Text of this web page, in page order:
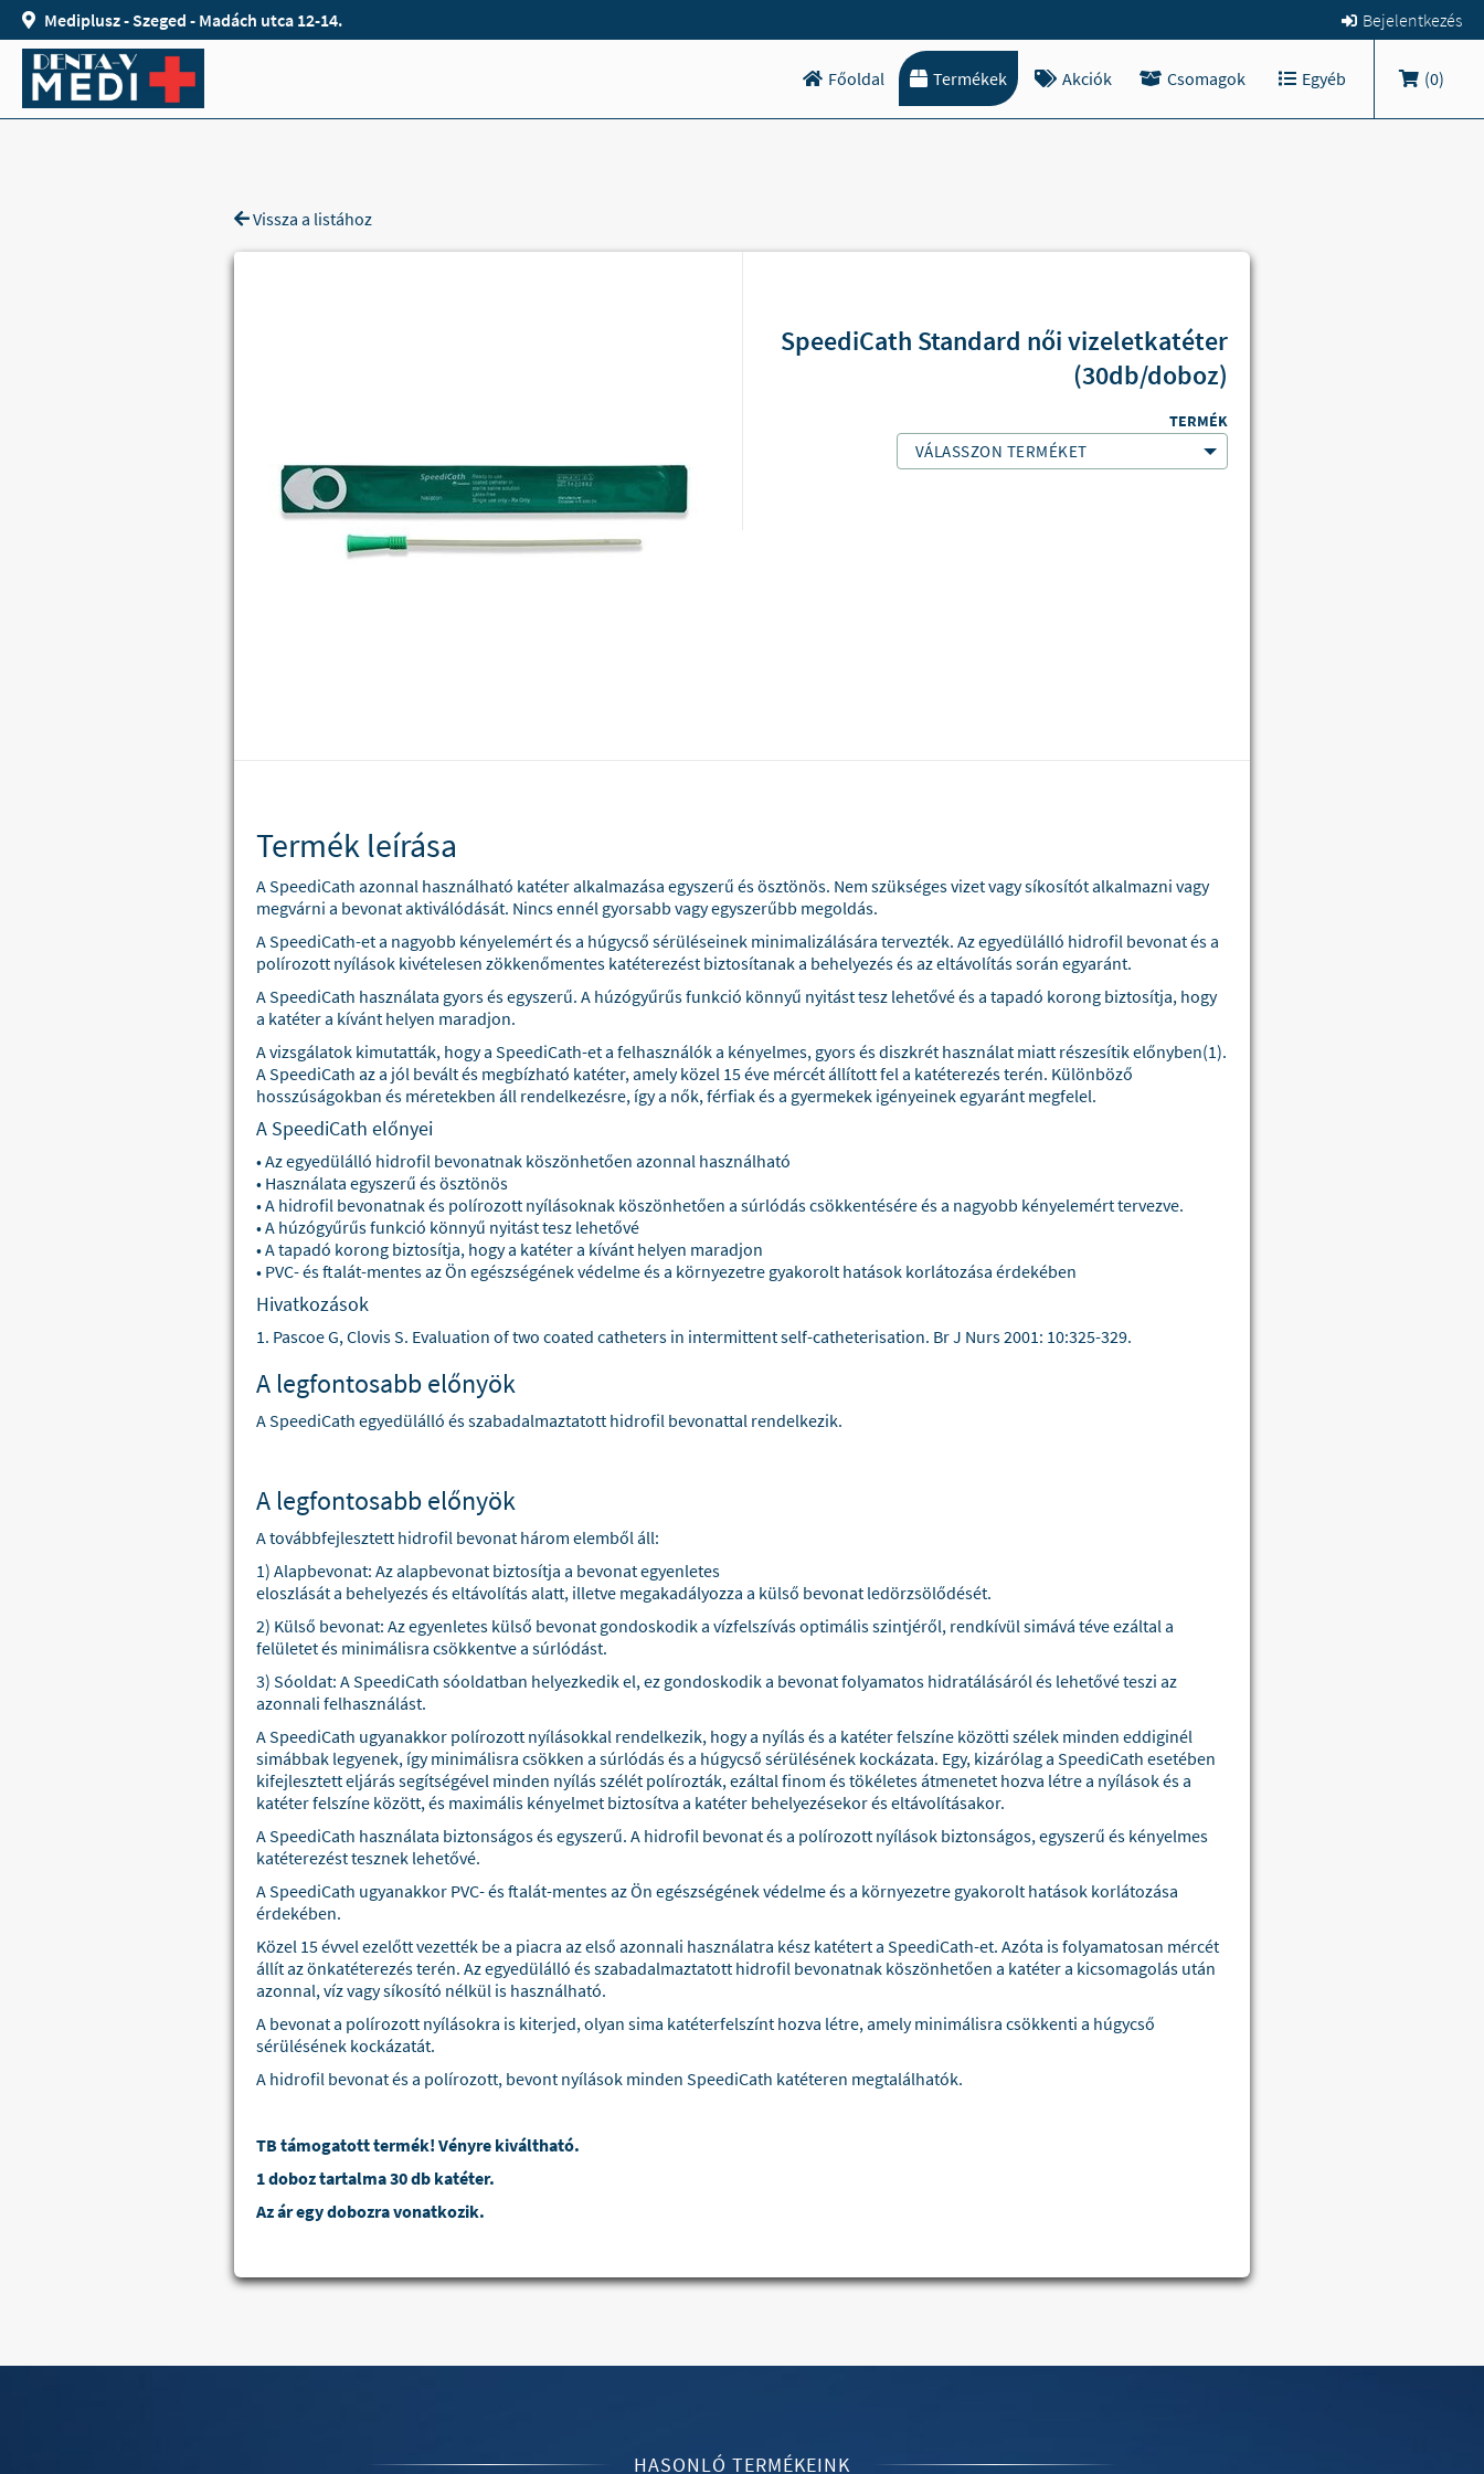
Mediplusz - Szeged - Madách utca 12-14. Bejelentkezés
Főoldal Termékek Akciók Csomagok Egyéb (0)
Vissza a listához
SpeediCath Standard női vizeletkatéter
(30db/doboz)
TERMÉK
VÁLASSZON TERMÉKET
Termék leírása
A SpeediCath azonnal használható katéter alkalmazása egyszerű és ösztönös. Nem szükséges vizet vagy síkosítót alkalmazni vagy
megvárni a bevonat aktiválódását. Nincs ennél gyorsabb vagy egyszerűbb megoldás.
A SpeediCath-et a nagyobb kényelemért és a húgycső sérüléseinek minimalizálására tervezték. Az egyedülálló hidrofil bevonat és a
polírozott nyílások kivételesen zökkenőmentes katéterezést biztosítanak a behelyezés és az eltávolítás során egyaránt.
A SpeediCath használata gyors és egyszerű. A húzógyűrűs funkció könnyű nyitást tesz lehetővé és a tapadó korong biztosítja, hogy
a katéter a kívánt helyen maradjon.
A vizsgálatok kimutatták, hogy a SpeediCath-et a felhasználók a kényelmes, gyors és diszkrét használat miatt részesítik előnyben(1).
A SpeediCath az a jól bevált és megbízható katéter, amely közel 15 éve mércét állított fel a katéterezés terén. Különböző
hosszúságokban és méretekben áll rendelkezésre, így a nők, férfiak és a gyermekek igényeinek egyaránt megfelel.
A SpeediCath előnyei
• Az egyedülálló hidrofil bevonatnak köszönhetően azonnal használható
• Használata egyszerű és ösztönös
• A hidrofil bevonatnak és polírozott nyílásoknak köszönhetően a súrlódás csökkentésére és a nagyobb kényelemért tervezve.
• A húzógyűrűs funkció könnyű nyitást tesz lehetővé
• A tapadó korong biztosítja, hogy a katéter a kívánt helyen maradjon
• PVC- és ftalát-mentes az Ön egészségének védelme és a környezetre gyakorolt hatások korlátozása érdekében
Hivatkozások
1. Pascoe G, Clovis S. Evaluation of two coated catheters in intermittent self-catheterisation. Br J Nurs 2001: 10:325-329.
A legfontosabb előnyök
A SpeediCath egyedülálló és szabadalmaztatott hidrofil bevonattal rendelkezik.
A legfontosabb előnyök
A továbbfejlesztett hidrofil bevonat három elemből áll:
1) Alapbevonat: Az alapbevonat biztosítja a bevonat egyenletes
eloszlását a behelyezés és eltávolítás alatt, illetve megakadályozza a külső bevonat ledörzsölődését.
2) Külső bevonat: Az egyenletes külső bevonat gondoskodik a vízfelszívás optimális szintjéről, rendkívül simává téve ezáltal a
felületet és minimálisra csökkentve a súrlódást.
3) Sóoldat: A SpeediCath sóoldatban helyezkedik el, ez gondoskodik a bevonat folyamatos hidratálásáról és lehetővé teszi az
azonnali felhasználást.
A SpeediCath ugyanakkor polírozott nyílásokkal rendelkezik, hogy a nyílás és a katéter felszíne közötti szélek minden eddiginél
simábbak legyenek, így minimálisra csökken a súrlódás és a húgycső sérülésének kockázata. Egy, kizárólag a SpeediCath esetében
kifejlesztett eljárás segítségével minden nyílás szélét polírozták, ezáltal finom és tökéletes átmenetet hozva létre a nyílások és a
katéter felszíne között, és maximális kényelmet biztosítva a katéter behelyezésekor és eltávolításakor.
A SpeediCath használata biztonságos és egyszerű. A hidrofil bevonat és a polírozott nyílások biztonságos, egyszerű és kényelmes
katéterezést tesznek lehetővé.
A SpeediCath ugyanakkor PVC- és ftalát-mentes az Ön egészségének védelme és a környezetre gyakorolt hatások korlátozása
érdekében.
Közel 15 évvel ezelőtt vezették be a piacra az első azonnali használatra kész katétert a SpeediCath-et. Azóta is folyamatosan mércét
állít az önkatéterezés terén. Az egyedülálló és szabadalmaztatott hidrofil bevonatnak köszönhetően a katéter a kicsomagolás után
azonnal, víz vagy síkosító nélkül is használható.
A bevonat a polírozott nyílásokra is kiterjed, olyan sima katéterfelszínt hozva létre, amely minimálisra csökkenti a húgycső
sérülésének kockázatát.
A hidrofil bevonat és a polírozott, bevont nyílások minden SpeediCath katéteren megtalálhatók.
TB támogatott termék! Vényre kiváltható.
1 doboz tartalma 30 db katéter.
Az ár egy dobozra vonatkozik.
HASONLÓ TERMÉKEINK